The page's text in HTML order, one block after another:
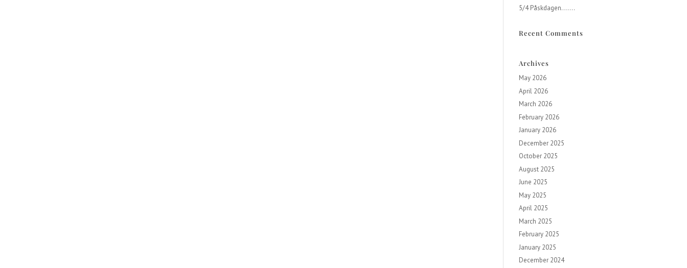
5/4 Påskdagen…….
Recent Comments
Archives
May 2026
April 2026
March 2026
February 2026
January 2026
December 2025
October 2025
August 2025
June 2025
May 2025
April 2025
March 2025
February 2025
January 2025
December 2024